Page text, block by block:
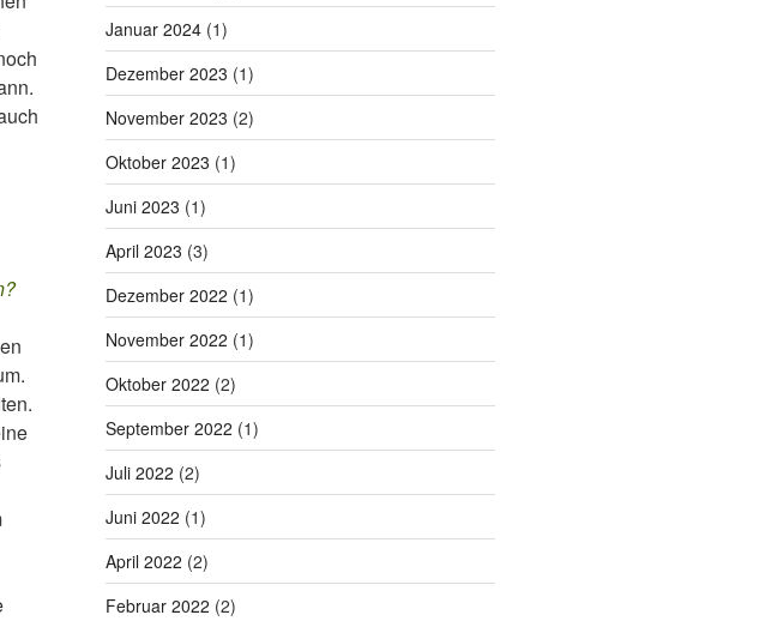
Januar 2024(1)
Dezember 2023 (1)
November 2023 (2)
Oktober 2023 (1)
Juni 2023 (1)
April 2023 (3)
Dezember 2022 (1)
November 2022 (1)
Oktober 2022 (2)
September 2022 (1)
Juli 2022 (2)
Juni 2022 (1)
April 2022 (2)
Februar 2022 (2)